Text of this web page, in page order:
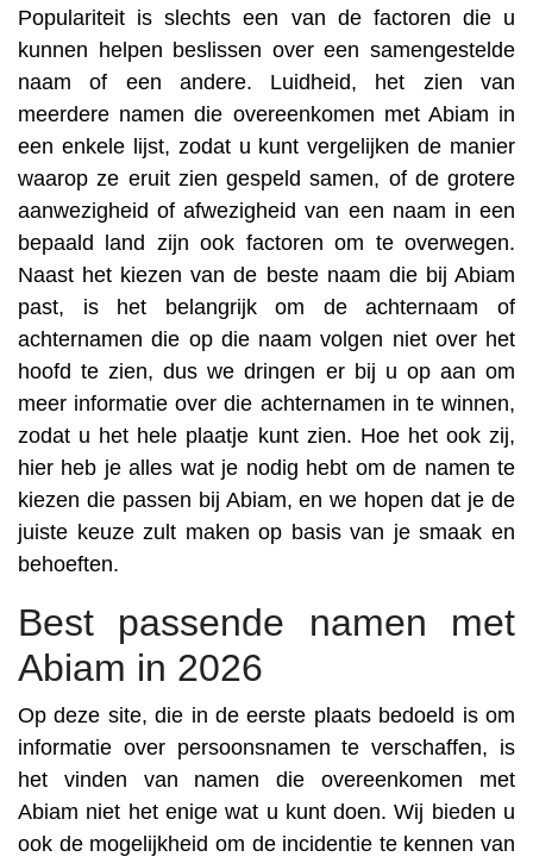
Populariteit is slechts een van de factoren die u
kunnen helpen beslissen over een samengestelde
naam of een andere. Luidheid, het zien van
meerdere namen die overeenkomen met Abiam in
een enkele lijst, zodat u kunt vergelijken de manier
waarop ze eruit zien gespeld samen, of de grotere
aanwezigheid of afwezigheid van een naam in een
bepaald land zijn ook factoren om te overwegen.
Naast het kiezen van de beste naam die bij Abiam
past, is het belangrijk om de achternaam of
achternamen die op die naam volgen niet over het
hoofd te zien, dus we dringen er bij u op aan om
meer informatie over die achternamen in te winnen,
zodat u het hele plaatje kunt zien. Hoe het ook zij,
hier heb je alles wat je nodig hebt om de namen te
kiezen die passen bij Abiam, en we hopen dat je de
juiste keuze zult maken op basis van je smaak en
behoeften.
Best passende namen met
Abiam in 2026
Op deze site, die in de eerste plaats bedoeld is om
informatie over persoonsnamen te verschaffen, is
het vinden van namen die overeenkomen met
Abiam niet het enige wat u kunt doen. Wij bieden u
ook de mogelijkheid om de incidentie te kennen van